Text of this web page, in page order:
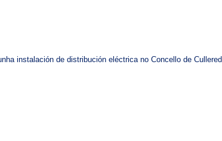
instalación de distribución eléctrica no Concello de